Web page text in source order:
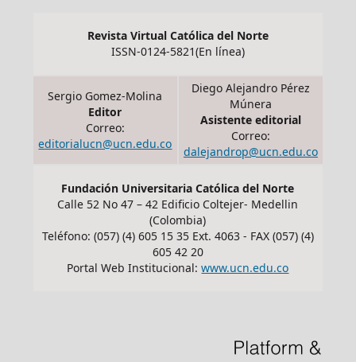
Revista Virtual Católica del Norte
ISSN-0124-5821(En línea)
Sergio Gomez-Molina
Editor
Correo:
editorialucn@ucn.edu.co
Diego Alejandro Pérez
Múnera
Asistente editorial
Correo:
dalejandrop@ucn.edu.co
Fundación Universitaria Católica del Norte
Calle 52 No 47 – 42 Edificio Coltejer- Medellin
(Colombia)
Teléfono: (057) (4) 605 15 35 Ext. 4063 - FAX (057) (4)
605 42 20
Portal Web Institucional:www.ucn.edu.co